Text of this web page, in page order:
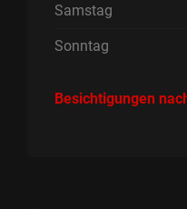
Samstag
Sonntag
Besichtigungen